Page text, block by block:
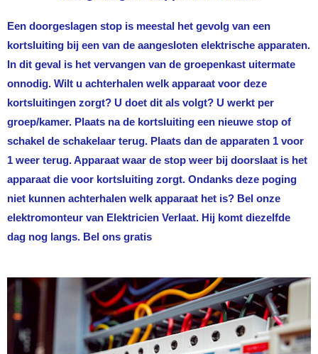
Een doorgeslagen stop is meestal het gevolg van een
kortsluiting bij een van de aangesloten elektrische apparaten.
In dit geval is het vervangen van de groepenkast uitermate
onnodig. Wilt u achterhalen welk apparaat voor deze
kortsluitingen zorgt? U doet dit als volgt? U werkt per
groep/kamer. Plaats na de kortsluiting een nieuwe stop of
schakel de schakelaar terug. Plaats dan de apparaten 1 voor
1 weer terug. Apparaat waar de stop weer bij doorslaat is het
apparaat die voor kortsluiting zorgt. Ondanks deze poging
niet kunnen achterhalen welk apparaat het is? Bel onze
elektromonteur van Elektricien Verlaat. Hij komt diezelfde
dag nog langs. Bel ons gratis